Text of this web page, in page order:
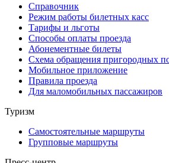
Справочник
Режим работы билетных касс
Тарифы и льготы
Способы оплаты проезда
Абонементные билеты
Схема обращения пригородных
Мобильное приложение
Правила проезда
Для маломобильных пассажиров
Туризм
Самостоятельные маршруты
Групповые маршруты